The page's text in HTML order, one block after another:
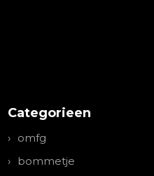
Categorieen
omfg
bommetje